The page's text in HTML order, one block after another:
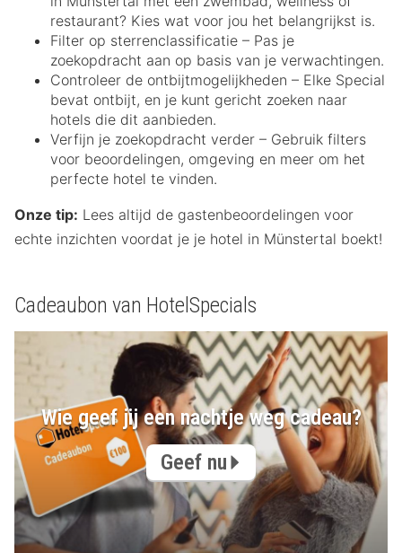
restaurant? Kies wat voor jou het belangrijkst is.
Filter op sterrenclassificatie – Pas je
zoekopdracht aan op basis van je verwachtingen.
Controleer de ontbijtmogelijkheden – Elke Special
bevat ontbijt, en je kunt gericht zoeken naar
hotels die dit aanbieden.
Verfijn je zoekopdracht verder – Gebruik filters
voor beoordelingen, omgeving en meer om het
perfecte hotel te vinden.
Onze tip: Lees altijd de gastenbeoordelingen voor
echte inzichten voordat je je hotel in Münstertal boekt!
Cadeaubon van HotelSpecials
Wie geef jij een nachtje weg cadeau?
Geef nu